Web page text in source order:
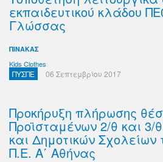
εκπαιδευτικού κλάδου
Γλώσσας
ΠΙΝΑΚΑΣ
Kids Clothes
ΠΥΣΠΕ 06 Σεπτεμβρίου 2017
Προκήρυξη πλήρωσης
Προϊσταμένων 2/θ και 3/
και Δημοτικών Σχολείων
Π.Ε. Α΄ Αθήνας